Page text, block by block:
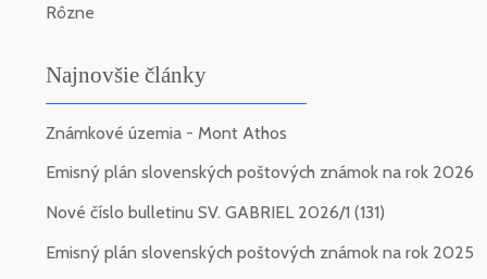
Rôzne
Najnovšie články
Známkové územia - Mont Athos
Emisný plán slovenských poštových známok na rok 2026
Nové číslo bulletinu SV. GABRIEL 2026/1 (131)
Emisný plán slovenských poštových známok na rok 2025